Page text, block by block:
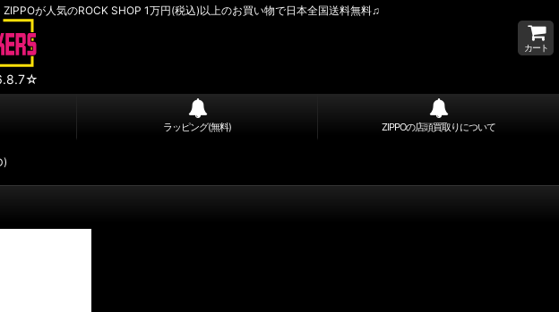
が人気のROCK SHOP 1万円(税込)以上のお買い物で日本全国送料無料♫
カート
ラッピング(無料) ZIPPOの店頭買取りについて